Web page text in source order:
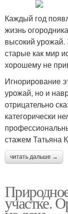
Каждый год
жизнь
высокий урожай.
старые как мир
хорошему не
Игнорирование
урожай, но и
отрицательно
категорически
стажем Татьяна
читать дальше →
участке.